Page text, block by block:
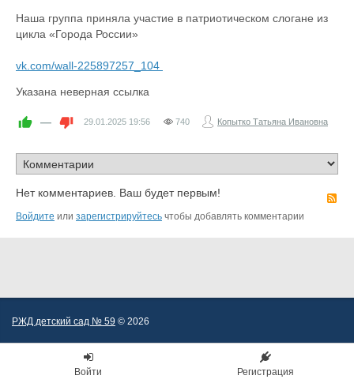
Наша группа приняла участие в патриотическом слогане из
цикла «Города России»
vk.com/wall-225897257_104
Указана неверная ссылка
— 29.01.2025 19:56 740 Копытко Татьяна Ивановна
Нет комментариев. Ваш будет первым!
Войдите или зарегистрируйтесь чтобы добавлять комментарии
РЖД детский сад № 59 © 2026
Войти Регистрация